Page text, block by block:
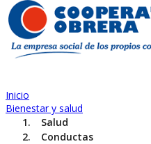
Inicio
Bienestar y salud
Salud
Conductas